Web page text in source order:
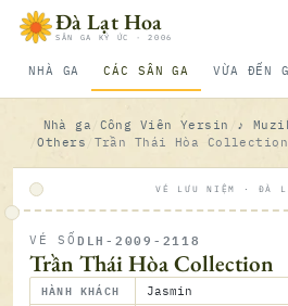
Bỏ qua nội dungĐà Lạt Hoa
SÂN GA KÝ ỨC · 2006
NHÀ GA CÁC SÂN GA VỪA ĐẾN
Nhà ga Công Viên Yersin ♪
Others
Trần Thái Hòa Collection
VÉ LƯU NIỆM · ĐÀ
VÉ SỐ DLH-2009-2118
Trần Thái Hòa Collection
HÀNH KHÁCH Jasmin